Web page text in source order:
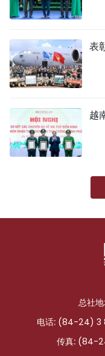
表
越
总社
电话: (84-24) 3
传真: (84-